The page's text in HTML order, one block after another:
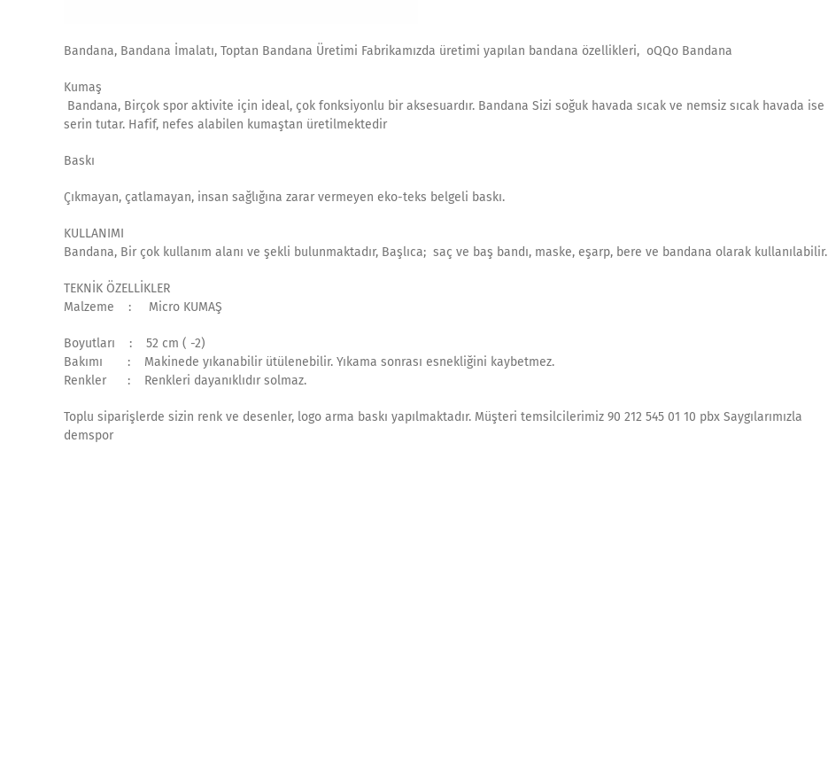
Bandana, Bandana İmalatı, Toptan Bandana Üretimi Fabrikamızda üretimi yapılan bandana özellikleri, oQQo Bandana
Kumaş
Bandana, Birçok spor aktivite için ideal, çok fonksiyonlu bir aksesuardır. Bandana Sizi soğuk havada sıcak ve nemsiz sıcak havada ise
serin tutar. Hafif, nefes alabilen kumaştan üretilmektedir
Baskı
Çıkmayan, çatlamayan, insan sağlığına zarar vermeyen eko-teks belgeli baskı.
KULLANIMI
Bandana, Bir çok kullanım alanı ve şekli bulunmaktadır, Başlıca; saç ve baş bandı, maske, eşarp, bere ve bandana olarak kullanılabilir.
TEKNİK ÖZELLİKLER
Malzeme : Micro KUMAŞ
Boyutları : 52 cm ( -2)
Bakımı : Makinede yıkanabilir ütülenebilir. Yıkama sonrası esnekliğini kaybetmez.
Renkler : Renkleri dayanıklıdır solmaz.
Toplu siparişlerde sizin renk ve desenler, logo arma baskı yapılmaktadır. Müşteri temsilcilerimiz 90 212 545 01 10 pbx Saygılarımızla
demspor